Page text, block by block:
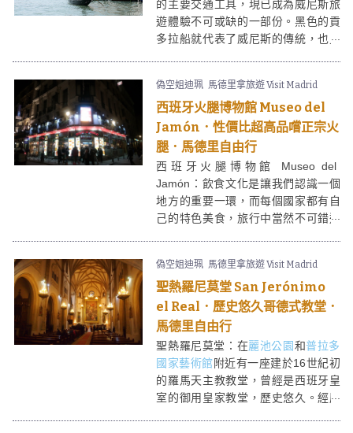
的主要交通工具，現已成為威尼斯旅
遊體驗不可或缺的一部份。黑色的貢
多拉船就代表了威尼斯的傳統，也見
過威尼斯一樣。
偽空姐迪珮 馬德里拿旅遊 Visit Madrid
西班牙火腿博物館 Museo del
Jamón．性價比超高品嚐正宗火
腿．馬德里自由行
西班牙火腿博物館 Museo del
Jamón：飲食文化是讓我們認識一個
地方的重要一環，而每個國家都有自
己的特色美食，旅行中當然不可錯過
博物館，以便宜的價錢便可品嚐到正
宗西班牙火腿，體驗當地飲食文化。
偽空姐迪珮 馬德里拿旅遊 Visit Madrid
聖熱羅尼莫堂 San Jerónimo
el Real．歷史悠久哥德式教堂．
馬德里自由行
聖熱羅尼莫堂：在麗池公園和普拉多
國家藝術館附近有一座建於16世紀初
的羅馬天主教教堂，曾經是西班牙皇
室的御用皇家教堂，歷史悠久。經歷